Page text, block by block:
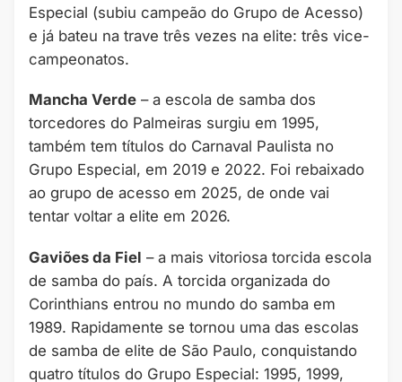
Especial (subiu campeão do Grupo de Acesso)
e já bateu na trave três vezes na elite: três vice-
campeonatos.
Mancha Verde – a escola de samba dos
torcedores do Palmeiras surgiu em 1995,
também tem títulos do Carnaval Paulista no
Grupo Especial, em 2019 e 2022. Foi rebaixado
ao grupo de acesso em 2025, de onde vai
tentar voltar a elite em 2026.
Gaviões da Fiel – a mais vitoriosa torcida escola
de samba do país. A torcida organizada do
Corinthians entrou no mundo do samba em
1989. Rapidamente se tornou uma das escolas
de samba de elite de São Paulo, conquistando
quatro títulos do Grupo Especial: 1995, 1999,